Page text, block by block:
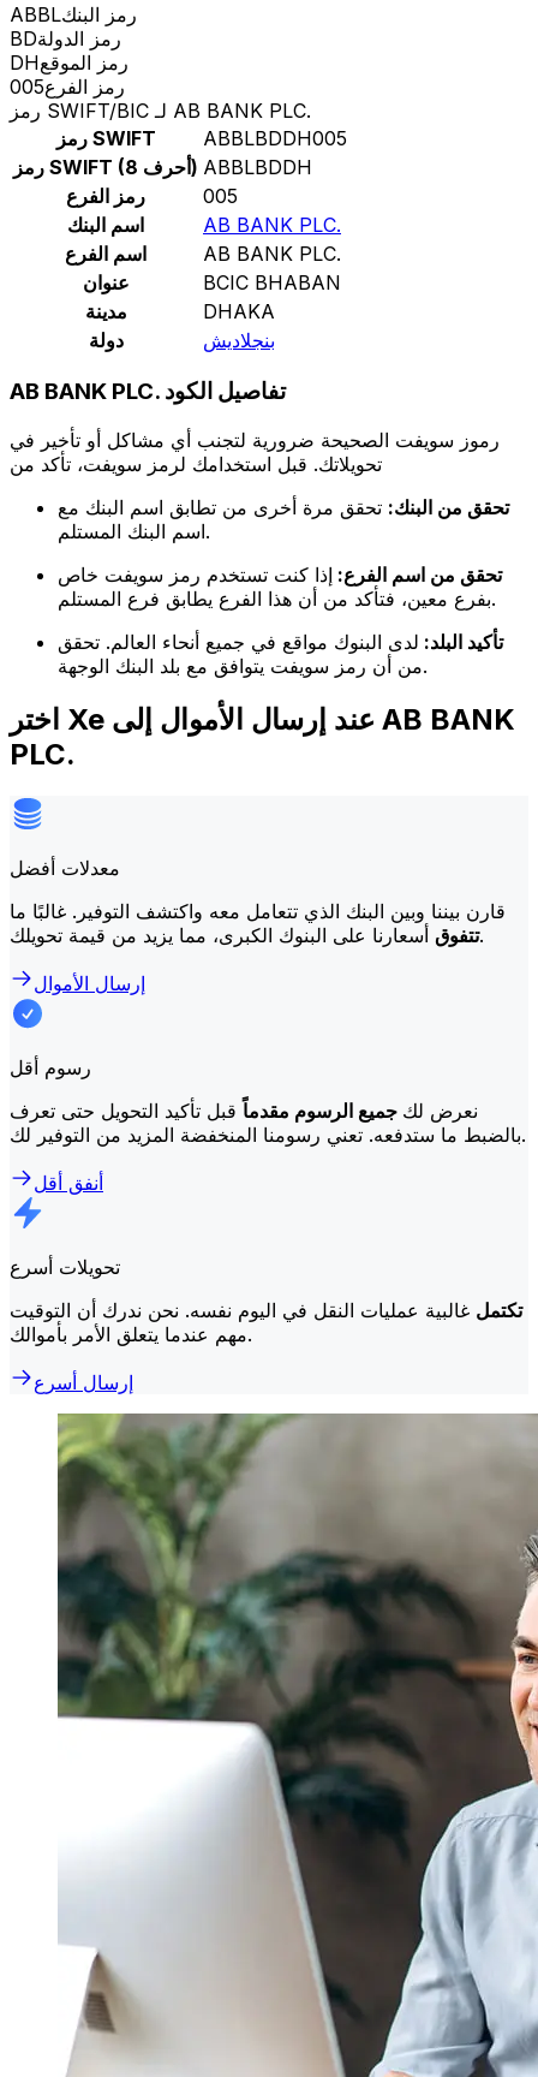
ABBLرمز البنك
BDرمز الدولة
DHرمز الموقع
005رمز الفرع
رمز SWIFT/BIC لـ AB BANK PLC.
رمز SWIFT
ABBLBDDH005
رمز SWIFT (8 أحرف) ABBLBDDH
رمز الفرع
005
اسم البنك
AB BANK PLC.
اسم الفرع
AB BANK PLC.
عنوان
BCIC BHABAN
مدينة
DHAKA
دولة
بنجلاديش
AB BANK PLC. تفاصيل الكود
رموز سويفت الصحيحة ضرورية لتجنب أي مشاكل أو تأخير في
تحويلاتك. قبل استخدامك لرمز سويفت، تأكد من
تحقق من البنك: تحقق مرة أخرى من تطابق اسم البنك مع
اسم البنك المستلم.
تحقق من اسم الفرع: إذا كنت تستخدم رمز سويفت خاص
بفرع معين، فتأكد من أن هذا الفرع يطابق فرع المستلم.
تأكيد البلد: لدى البنوك مواقع في جميع أنحاء العالم. تحقق
من أن رمز سويفت يتوافق مع بلد البنك الوجهة.
اختر Xe عند إرسال الأموال إلى AB BANK
PLC.
معدلات أفضل
قارن بيننا وبين البنك الذي تتعامل معه واكتشف التوفير. غالبًا ما
تتفوقأسعارنا على البنوك الكبرى، مما يزيد من قيمة تحويلك.
إرسال الأموال
رسوم أقل
نعرض لك جميع الرسوم مقدماًقبل تأكيد التحويل حتى تعرف
بالضبط ما ستدفعه. تعني رسومنا المنخفضة المزيد من التوفير لك.
أنفق أقل
تحويلات أسرع
تكتمل غالبية عمليات النقل في اليوم نفسه. نحن ندرك أن التوقيت
مهم عندما يتعلق الأمر بأموالك.
إرسال أسرع